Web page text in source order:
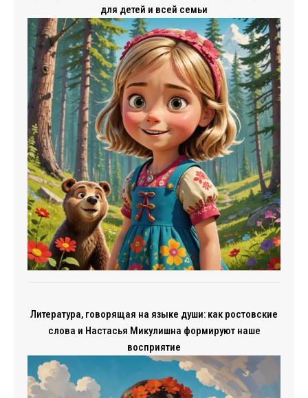
для детей и всей семьи
Литература, говорящая на языке души: как ростовские
слова и Настасья Микулишна формируют наше
восприятие